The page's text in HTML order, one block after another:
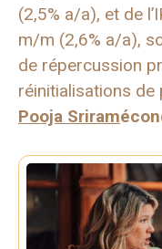
(2,5% a/a), et de
m/m (2,6% a/a),
de répercussion
réinitialisations de
Pooja Sriram